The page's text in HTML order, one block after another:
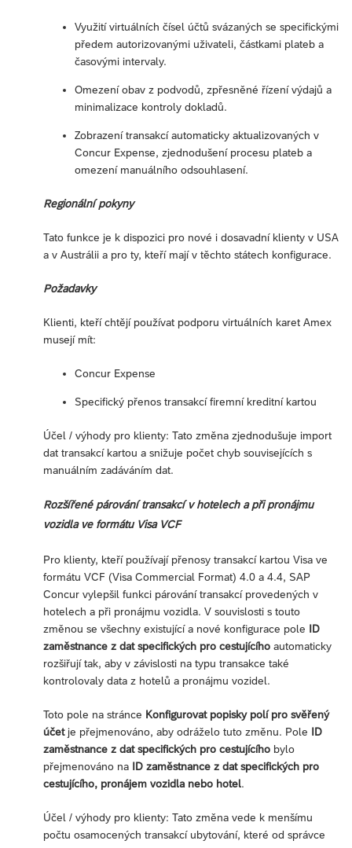
Využití virtuálních čísel účtů svázaných se specifickými
předem autorizovanými uživateli, částkami plateb a
časovými intervaly.
Omezení obav z podvodů, zpřesněné řízení výdajů a
minimalizace kontroly dokladů.
Zobrazení transakcí automaticky aktualizovaných v
Concur Expense, zjednodušení procesu plateb a
omezení manuálního odsouhlasení.
Regionální pokyny
Tato funkce je k dispozici pro nové i dosavadní klienty v USA
a v Austrálii a pro ty, kteří mají v těchto státech konfigurace.
Požadavky
Klienti, kteří chtějí používat podporu virtuálních karet Amex
musejí mít:
Concur Expense
Specifický přenos transakcí firemní kreditní kartou
Účel / výhody pro klienty: Tato změna zjednodušuje import
dat transakcí kartou a snižuje počet chyb souvisejících s
manuálním zadáváním dat.
Rozšířené párování transakcí v hotelech a při pronájmu
vozidla ve formátu Visa VCF
Pro klienty, kteří používají přenosy transakcí kartou Visa ve
formátu VCF (Visa Commercial Format) 4.0 a 4.4, SAP
Concur vylepšil funkci párování transakcí provedených v
hotelech a při pronájmu vozidla. V souvislosti s touto
změnou se všechny existující a nové konfigurace pole ID
zaměstnance z dat specifických pro cestujícího automaticky
rozšiřují tak, aby v závislosti na typu transakce také
kontrolovaly data z hotelů a pronájmu vozidel.
Toto pole na stránce Konfigurovat popisky polí pro svěřený
účetje přejmenováno, aby odráželo tuto změnu. Pole ID
zaměstnance z dat specifických pro cestujícího bylo
přejmenováno na ID zaměstnance z dat specifických pro
cestujícího, pronájem vozidla nebo hotel.
Účel / výhody pro klienty: Tato změna vede k menšímu
počtu osamocených transakcí ubytování, které od správce